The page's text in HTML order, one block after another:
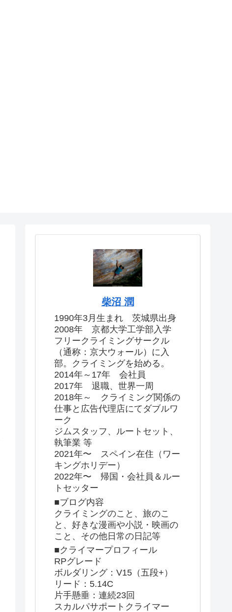
柴沼 潤
1990年3月生まれ 茨城県出身
2008年 京都大学工学部入学
フリークライミングサークル
（通称：京大ウォール）に入
部。クライミングを始める。
2014年～17年 会社員
2017年 退職、世界一周
2018年～ クライミング関係の
仕事と広告代理店にてダブルワ
ーク
ジムスタッフ、ルートセット、
執筆業 等
2021年〜 スペイン在住（ワー
キングホリデー）
2022年〜 帰国・会社員＆ルー
トセッター
■ブログ内容
クライミングのこと、旅のこ
と、好きな漫画や小説・映画の
こと、その他日常の日記等
■クライマープロフィール
RPグレード
ボルダリング：V15（五段+）
リード：5.14C
片手懸垂：連続23回
スカルパサポートクライマー